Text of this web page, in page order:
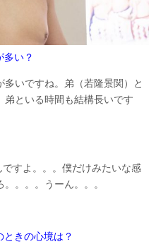
い？
いですね。弟（若隆景関）と
といる時間も結構長いです
すよ。。。僕だけみたいな感
。。。うーん。。。
きの心境は？